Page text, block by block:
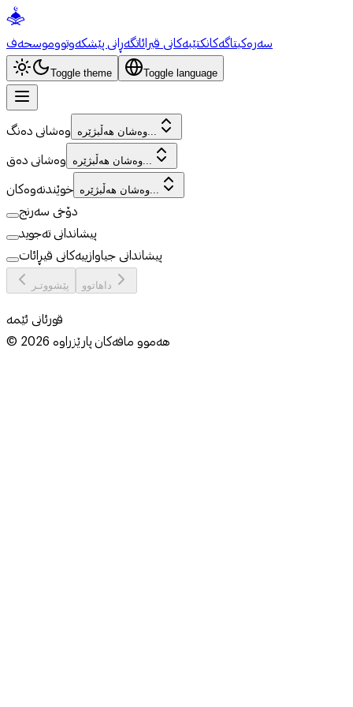
سەرەکیتاگەکانکتێبەکانی قیرائاتگەڕانی پێشکەوتووموسحەف
Toggle theme Toggle language
وەشانی دەنگ وەشان هەڵبژێرە...
وەشانی دەق وەشان هەڵبژێرە...
خوێندنەوەکان وەشان هەڵبژێرە...
دۆخی سەرنج
پیشاندانی تەجوید
پیشاندانی جیاوازییەکانی قیڕائات
پێشووتـر داهاتوو
قورئانی ئێمە
© 2026هەموو مافەکان پارێزراوە